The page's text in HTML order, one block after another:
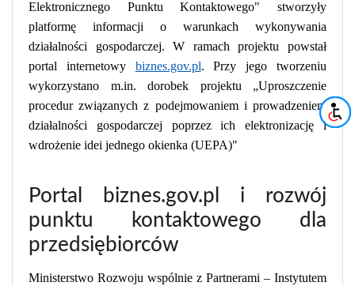
Elektronicznego Punktu Kontaktowego" stworzyły
platformę informacji o warunkach wykonywania
działalności gospodarczej. W ramach projektu powstał
portal internetowy biznes.gov.pl. Przy jego tworzeniu
wykorzystano m.in. dorobek projektu „Uproszczenie
procedur związanych z podejmowaniem i prowadzeniem
działalności gospodarczej poprzez ich elektronizację i
wdrożenie idei jednego okienka (UEPA)"
Portal biznes.gov.pl i rozwój
punktu kontaktowego dla
przedsiębiorców
Ministerstwo Rozwoju wspólnie z Partnerami – Instytutem